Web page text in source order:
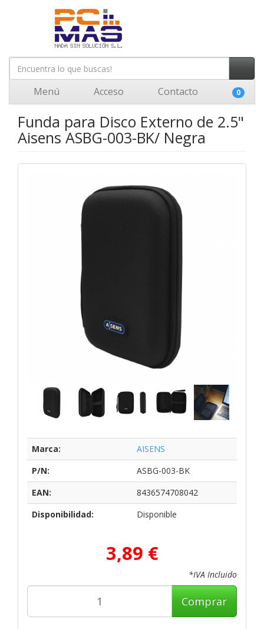
Menú Acceso Contacto 0
Funda para Disco Externo de 2.5"
Aisens ASBG-003-BK/ Negra
Marca:
AISENS
P/N:
ASBG-003-BK
EAN:
8436574708042
Disponibilidad:
Disponible
3,89 €
*IVA Incluido
Comprar